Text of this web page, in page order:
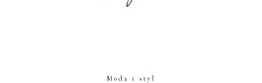
Moda i styl